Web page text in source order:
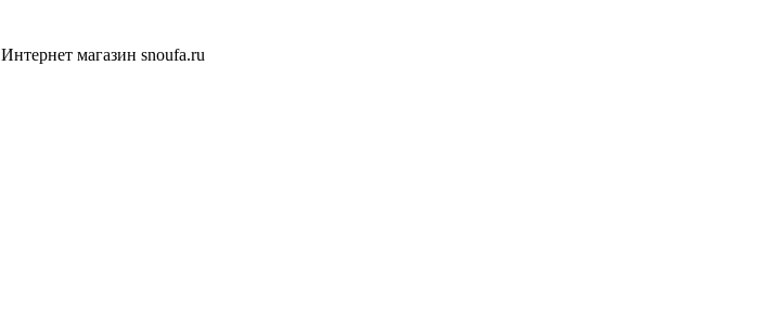
Интернет магазин snoufa.ru